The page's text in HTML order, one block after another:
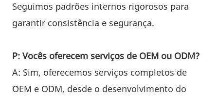
Seguimos padrões internos rigorosos para
garantir consistência e segurança.
P: Vocês oferecem serviços de OEM ou ODM?
A: Sim, oferecemos serviços completos de
OEM e ODM, desde o desenvolvimento do